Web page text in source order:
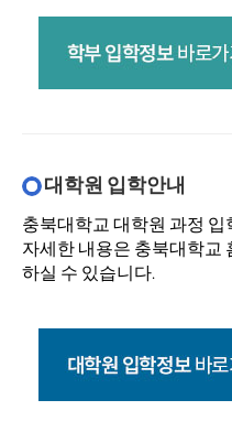
대학원 입학안내
충북대학교 대학원 과정 입
자세한 내용은 충북대학교
하실 수 있습니다.